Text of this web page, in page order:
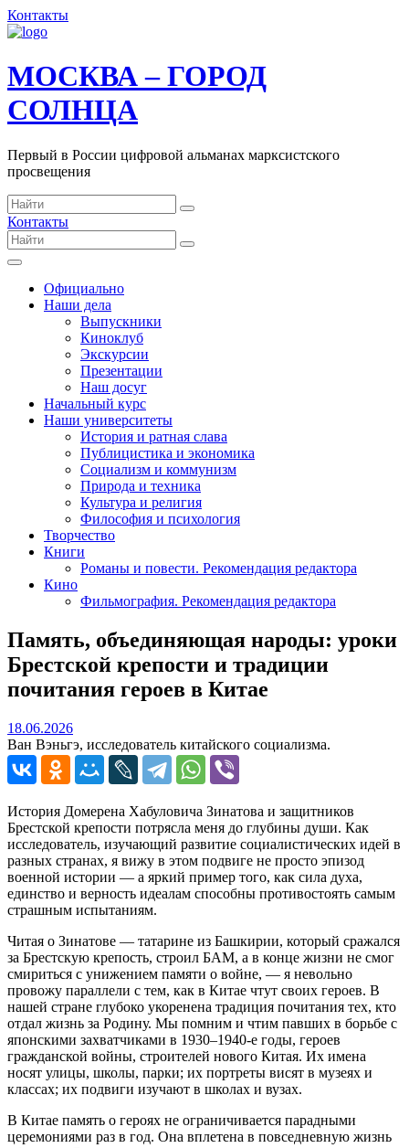
Контакты
МОСКВА – ГОРОД
СОЛНЦА
Первый в России цифровой альманах марксистского
просвещения
Контакты
Официально
Наши дела
Выпускники
Киноклуб
Экскурсии
Презентации
Наш досуг
Начальный курс
Наши университеты
История и ратная слава
Публицистика и экономика
Социализм и коммунизм
Природа и техника
Культура и религия
Философия и психология
Творчество
Книги
Романы и повести. Рекомендация редактора
Кино
Фильмография. Рекомендация редактора
Память, объединяющая народы: уроки
Брестской крепости и традиции
почитания героев в Китае
18.06.202618.06.2026
Ван Вэньгэ, исследователь китайского социализма.
История Домерена Хабуловича Зинатова и защитников
Брестской крепости потрясла меня до глубины души. Как
исследователь, изучающий развитие социалистических идей в
разных странах, я вижу в этом подвиге не просто эпизод
военной истории — а яркий пример того, как сила духа,
единство и верность идеалам способны противостоять самым
страшным испытаниям.
Читая о Зинатове — татарине из Башкирии, который сражался
за Брестскую крепость, строил БАМ, а в конце жизни не смог
смириться с унижением памяти о войне, — я невольно
провожу параллели с тем, как в Китае чтут своих героев. В
нашей стране глубоко укоренена традиция почитания тех, кто
отдал жизнь за Родину. Мы помним и чтим павших в борьбе с
японскими захватчиками в 1930–1940‑е годы, героев
гражданской войны, строителей нового Китая. Их имена
носят улицы, школы, парки; их портреты висят в музеях и
классах; их подвиги изучают в школах и вузах.
В Китае память о героях не ограничивается парадными
церемониями раз в год. Она вплетена в повседневную жизнь